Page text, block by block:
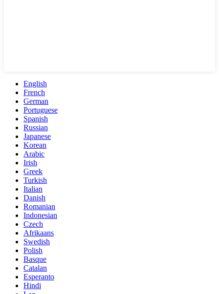
English
French
German
Portuguese
Spanish
Russian
Japanese
Korean
Arabic
Irish
Greek
Turkish
Italian
Danish
Romanian
Indonesian
Czech
Afrikaans
Swedish
Polish
Basque
Catalan
Esperanto
Hindi